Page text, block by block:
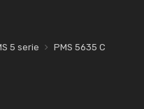
5 serie PMS 5635 C